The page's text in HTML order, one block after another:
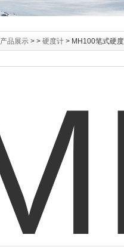
产品展示 > > 硬度计 > MH100笔式硬